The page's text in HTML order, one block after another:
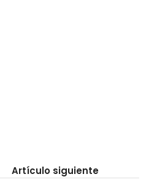
Artículo siguiente